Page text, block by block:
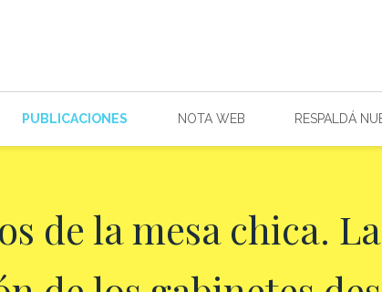
PUBLICACIONES NOTA WEB RESPALDÁ
de la mesa chica.